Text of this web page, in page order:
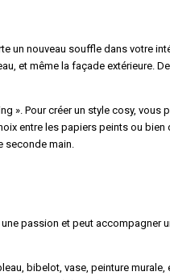
un nouveau souffle dans votre
et même la façade extérieure.
». Pour créer un style cosy, vous
entre les papiers peints ou bien
seconde main.
passion et peut accompagner
bibelot, vase, peinture murale,